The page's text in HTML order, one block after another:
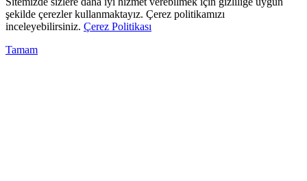
şekilde çerezler kullanmaktayız. Çerez politikamızı
inceleyebilirsiniz. Çerez Politikası
Tamam